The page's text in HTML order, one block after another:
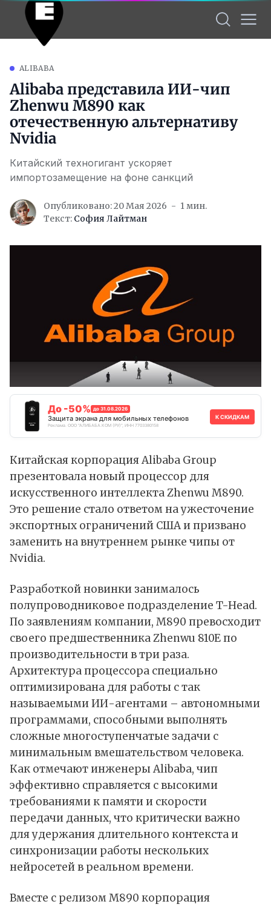
ALIBABA
Alibaba представила ИИ-чип
Zhenwu M890 как
отечественную альтернативу
Nvidia
Китайский техногигант ускоряет
импортозамещение на фоне санкций
Опубликовано: 20 Мая 2026
1 мин.
Текст: София Лайтман
До -50% до 31.08.2026
Защита экрана для мобильных телефонов
Реклама. ООО "АЛИБАБА.КОМ (РУ)", ИНН 7703380158
К СКИДКАМ
Китайская корпорация Alibaba Group
презентовалановый процессор для
искусственного интеллекта Zhenwu M890.
Это решение стало ответом на ужесточение
экспортных ограничений США и призвано
заменить на внутреннем рынке чипы от
Nvidia.
Разработкой новинки занималось
полупроводниковое подразделение T-Head.
По заявлениям компании, M890 превосходит
своего предшественника Zhenwu 810E по
производительности в три раза.
Архитектура процессора специально
оптимизирована для работы с так
называемыми ИИ-агентами – автономными
программами, способными выполнять
сложные многоступенчатые задачи с
минимальным вмешательством человека.
Как отмечают инженеры Alibaba, чип
эффективно справляется с высокими
требованиями к памяти и скорости
передачи данных, что критически важно
для удержания длительного контекста и
синхронизации работы нескольких
нейросетей в реальном времени.
Вместе с релизом M890 корпорация